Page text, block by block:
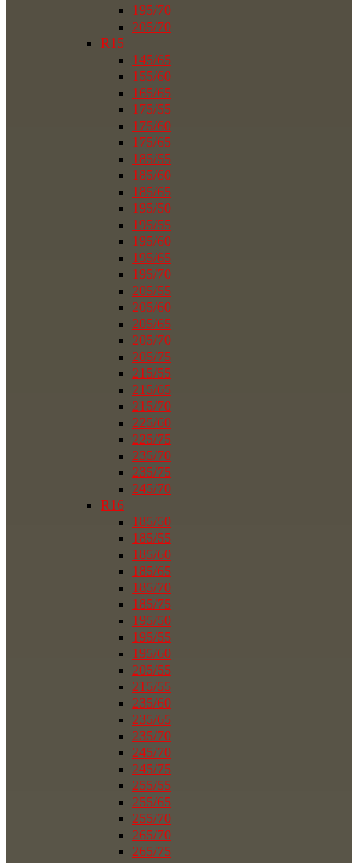
195/70
205/70
R15
145/65
155/60
165/65
175/55
175/60
175/65
185/55
185/60
185/65
195/50
195/55
195/60
195/65
195/70
205/55
205/60
205/65
205/70
205/75
215/55
215/65
215/70
225/60
225/75
235/70
235/75
245/70
R16
185/50
185/55
185/60
185/65
185/70
185/75
195/50
195/55
195/60
205/55
215/55
235/60
235/65
235/70
245/70
245/75
255/55
255/65
255/70
265/70
265/75